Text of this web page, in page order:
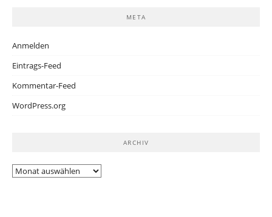
META
Anmelden
Eintrags-Feed
Kommentar-Feed
WordPress.org
ARCHIV
Archiv